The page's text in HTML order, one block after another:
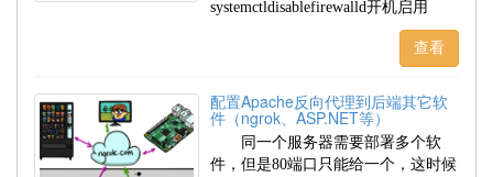
systemctldisablefirewalld开机启用
查看
配置Apache反向代理到后端其它软
件（ngrok、ASP.NET等）
同一个服务器需要部署多个软
件，但是80端口只能给一个，这时候